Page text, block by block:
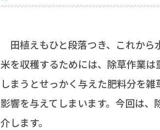
田植えもひと段落つき、これから
米を収穫するためには、除草作業
しまうとせっかく与えた肥料分を
影響を与えてしまいます。今回は
介します。